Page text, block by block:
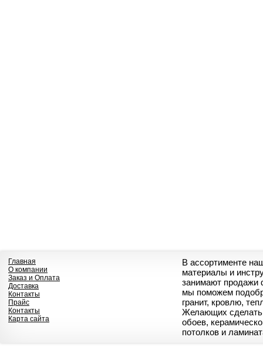
Главная
О компании
Заказ и Оплата
Доставка
Контакты
Прайс
Контакты
Карта сайта
В ассортименте
материалы и
занимают продажи
мы поможем
гранит, кровлю,
Желающих сделать
обоев,
потолков и